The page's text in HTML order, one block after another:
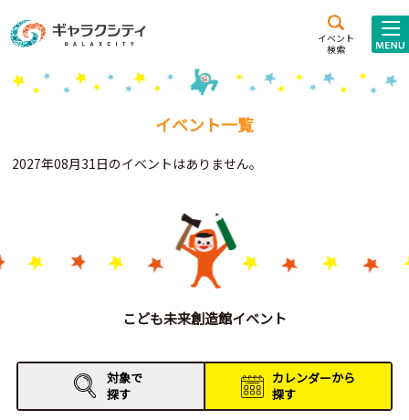
イベント
検索
施設案内
こども
西新井
施設･
Gがくえん
お知らせ
イベントレポート
イベント一覧
2027年08月31日のイベントはありません。
こども未来創造館イベント
対象で
探す
カレンダーから
探す